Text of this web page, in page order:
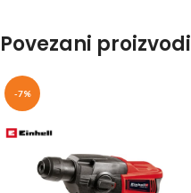
Povezani proizvodi
-7%